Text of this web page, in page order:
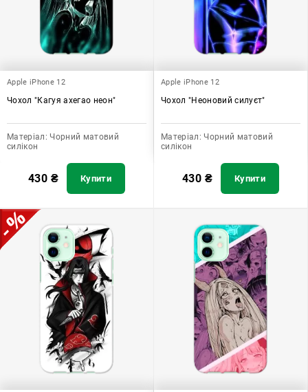
Apple iPhone 12
Чохол "Кагуя ахегао неон"
Матеріал: Чорний матовий
силікон
430 ₴ Купити
Apple iPhone 12
Чохол "Неоновий силуєт"
Матеріал: Чорний матовий
силікон
430 ₴ Купити